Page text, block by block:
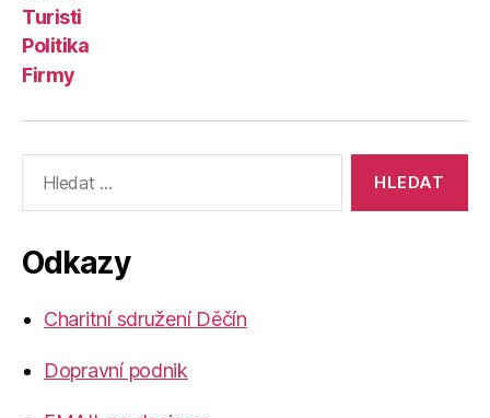
Turisti
Politika
Firmy
vyhledávání:
Odkazy
Charitní sdružení Děčín
Dopravní podnik